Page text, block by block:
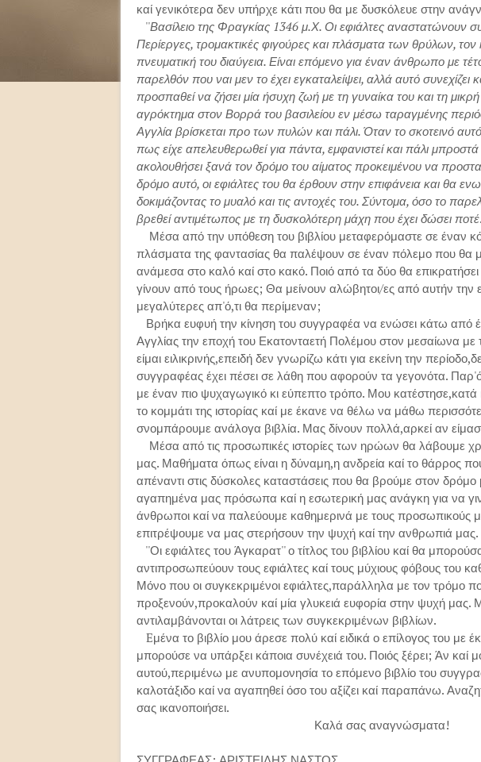
καί γενικότερα δεν υπήρχε κάτι που θα με δυσκόλευε στην
''Βασίλειο της Φραγκίας 1346 μ.Χ. Οι εφιάλτες αναστατώνουν
Περίεργες, τρομακτικές φιγούρες και πλάσματα των θρύλων, τον
πνευματική του διαύγεια. Είναι επόμενο για έναν άνθρωπο με
παρελθόν που ναι μεν το έχει εγκαταλείψει, αλλά αυτό συνεχίζει
προσπαθεί να ζήσει μία ήσυχη ζωή με τη γυναίκα του και τη
αγρόκτημα στον Βορρά του βασιλείου εν μέσω ταραγμένης
Αγγλία βρίσκεται προ των πυλών και πάλι. Όταν το σκοτεινό
πως είχε απελευθερωθεί για πάντα, εμφανιστεί και πάλι
ακολουθήσει ξανά τον δρόμο του αίματος προκειμένου να
δρόμο αυτό, οι εφιάλτες του θα έρθουν στην επιφάνεια και θα
δοκιμάζοντας το μυαλό και τις αντοχές του. Σύντομα, όσο το
βρεθεί αντιμέτωπος με τη δυσκολότερη μάχη που έχει δώσει ποτέ
Μέσα από την υπόθεση του βιβλίου μεταφερόμαστε σε έναν
πλάσματα της φαντασίας θα παλέψουν σε έναν πόλεμο που θα
ανάμεσα στο καλό καί στο κακό. Ποιό από τα δύο θα επικρατήσει
γίνουν από τους ήρωες; Θα μείνουν αλώβητοι/ες από αυτήν την
μεγαλύτερες απ'ό,τι θα περίμεναν;
Βρήκα ευφυή την κίνηση του συγγραφέα να ενώσει κάτω από
Αγγλίας την εποχή του Εκατονταετή Πολέμου στον μεσαίωνα με
είμαι ειλικρινής,επειδή δεν γνωρίζω κάτι για εκείνη την
συγγραφέας έχει πέσει σε λάθη που αφορούν τα γεγονότα.
με έναν πιο ψυχαγωγικό κι εύπεπτο τρόπο. Μου κατέστησε,κατά
το κομμάτι της ιστορίας καί με έκανε να θέλω να μάθω
σνομπάρουμε ανάλογα βιβλία. Μας δίνουν πολλά,αρκεί αν
Μέσα από τις προσωπικές ιστορίες των ηρώων θα λάβουμε
μας. Μαθήματα όπως είναι η δύναμη,η ανδρεία καί το θάρρος
απέναντι στις δύσκολες καταστάσεις που θα βρούμε στον
αγαπημένα μας πρόσωπα καί η εσωτερική μας ανάγκη για να
άνθρωποι καί να παλεύουμε καθημερινά με τους προσωπικούς
επιτρέψουμε να μας στερήσουν την ψυχή καί την ανθρωπιά μας.
''Οι εφιάλτες του Άγκαρατ'' ο τίτλος του βιβλίου καί θα
αντιπροσωπεύουν τους εφιάλτες καί τους μύχιους φόβους του
Μόνο που οι συγκεκριμένοι εφιάλτες,παράλληλα με τον τρόμο
προξενούν,προκαλούν καί μία γλυκειά ευφορία στην ψυχή μας.
αντιλαμβάνονται οι λάτρεις των συγκεκριμένων βιβλίων.
Eμένα το βιβλίο μου άρεσε πολύ καί ειδικά ο επίλογος του με
μπορούσε να υπάρξει κάποια συνέχειά του. Ποιός ξέρει; Άν καί
αυτού,περιμένω με ανυπομονησία το επόμενο βιβλίο του
καλοτάξιδο καί να αγαπηθεί όσο του αξίζει καί παραπάνω.
σας ικανοποιήσει.
Καλά σας αναγνώσματα!